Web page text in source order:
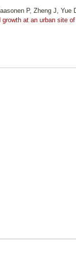
P, Zheng J, Yue
at an urban site